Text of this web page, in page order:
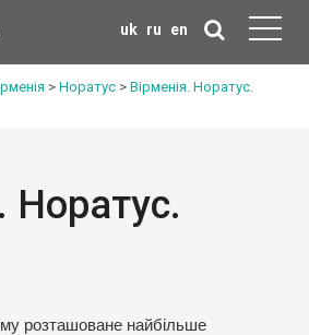
uk ru en
> Норатус > Вірменія. Норатус.
Норатус.
розташоване найбільше